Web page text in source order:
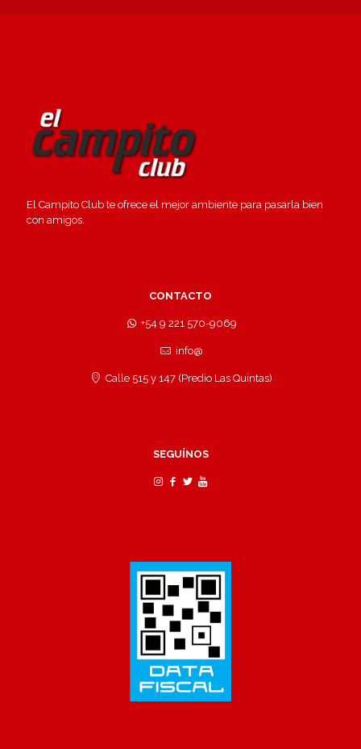
El Campito Club te ofrece el mejor ambiente para pasarla bien
con amigos.
CONTACTO
+54 9 221 570-9069
info@
Calle 515 y 147 (Predio Las Quintas)
SEGUÍNOS